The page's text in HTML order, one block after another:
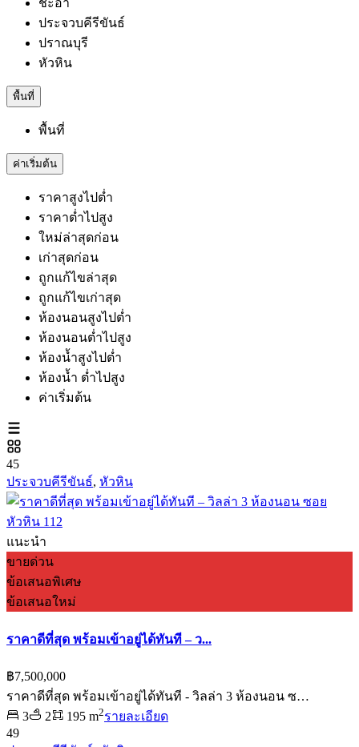
ชะอำ
ประจวบคีรีขันธ์
ปราณบุรี
หัวหิน
พื้นที่
พื้นที่
ค่าเริ่มต้น
ราคาสูงไปต่ำ
ราคาต่ำไปสูง
ใหม่ล่าสุดก่อน
เก่าสุดก่อน
ถูกแก้ไขล่าสุด
ถูกแก้ไขเก่าสุด
ห้องนอนสูงไปต่ำ
ห้องนอนต่ำไปสูง
ห้องน้ำสูงไปต่ำ
ห้องน้ำ ต่ำไปสูง
ค่าเริ่มต้น
45
ประจวบคีรีขันธ์, หัวหิน
แนะนำ
ขายด่วน
ข้อเสนอพิเศษ
ข้อเสนอใหม่
ราคาดีที่สุด พร้อมเข้าอยู่ได้ทันที – ว...
฿7,500,000
ราคาดีที่สุด พร้อมเข้าอยู่ได้ทันที - วิลล่า 3 ห้องนอน ซ…
3
2 195 m2รายละเอียด
49